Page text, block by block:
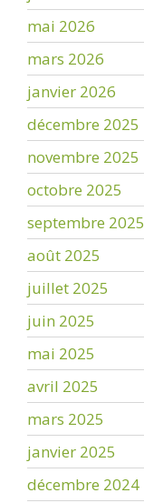
mai 2026
mars 2026
janvier 2026
décembre 2025
novembre 2025
octobre 2025
septembre 2025
août 2025
juillet 2025
juin 2025
mai 2025
avril 2025
mars 2025
janvier 2025
décembre 2024